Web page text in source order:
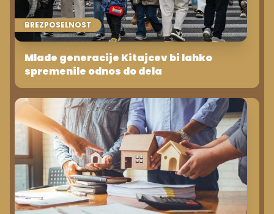
BREZPOSELNOST
Mlade generacije Kitajcev bi lahko
spremenile odnos do dela